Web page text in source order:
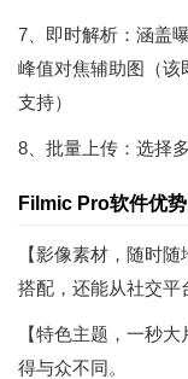
7、即时解析：涵盖
峰值对焦辅助图（该
支持）
8、批量上传：选择
Filmic Pro软件优势
【影像素材，随时
搭配，还能从社交平
【特色主题，一秒
得与众不同。